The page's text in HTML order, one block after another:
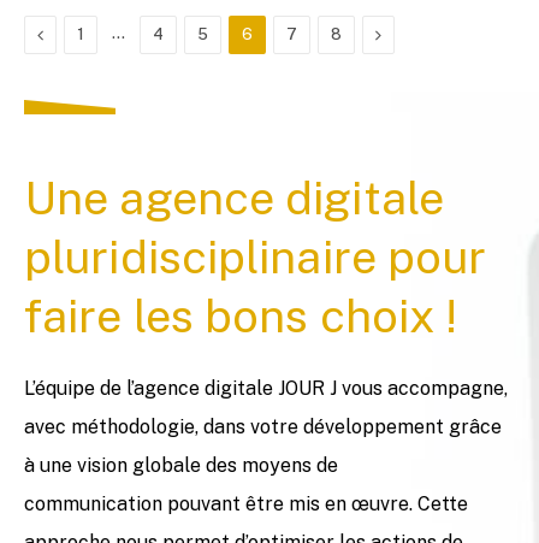
Previous
1 … 4 5 6 7 8 Next
Une agence digitale
pluridisciplinaire pour
faire les bons choix !
L’équipe de l’agence digitale JOUR J vous accompagne,
avec méthodologie, dans votre développement grâce
à une vision globale des moyens de
communication pouvant être mis en œuvre. Cette